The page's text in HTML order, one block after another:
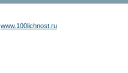
www.100lichnost.ru